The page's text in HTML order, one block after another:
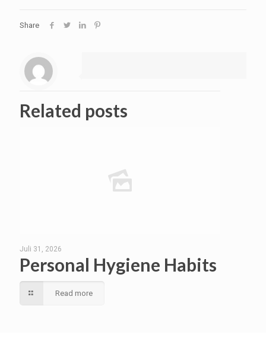
Share
Related posts
Juli 31, 2026
Personal Hygiene Habits
Read more